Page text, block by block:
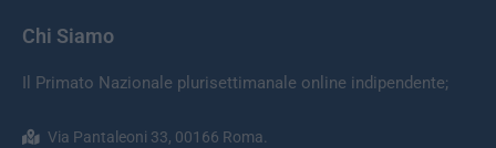
Chi Siamo
Il Primato Nazionale plurisettimanale online indipendente;
Via Pantaleoni 33, 00166 Roma.